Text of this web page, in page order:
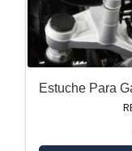
Estuche Para